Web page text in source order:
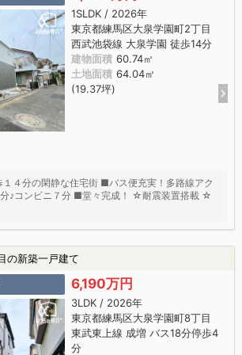
1SLDK / 2026年
東京都練馬区大泉学園町2丁目
西武池袋線 大泉学園 徒歩14分
建物面積 60.74㎡
土地面積 64.04㎡
(19.37坪)
４分の閑静な住宅街 ■バス便充実！多路線アク
♪コンビニ７分 ■堂々完成！ ☆耐震装置搭載 ☆
の新築一戸建て
6,190万円
3LDK / 2026年
東京都練馬区大泉学園町8丁目
東武東上線 成増 バス18分停歩4
分